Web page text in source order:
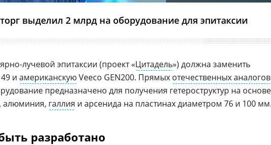
выделил 2 млрд на оборудование для эпитаксии
лучевой эпитаксии (проект «Цитадель») должна заменить
и американскуюVeeco GEN200. Прямых отечественных аналогов
предназначено для получения гетероструктур на основе
, алюминия, галлия и арсенида на пластинах диаметром 76 и 100
разработано